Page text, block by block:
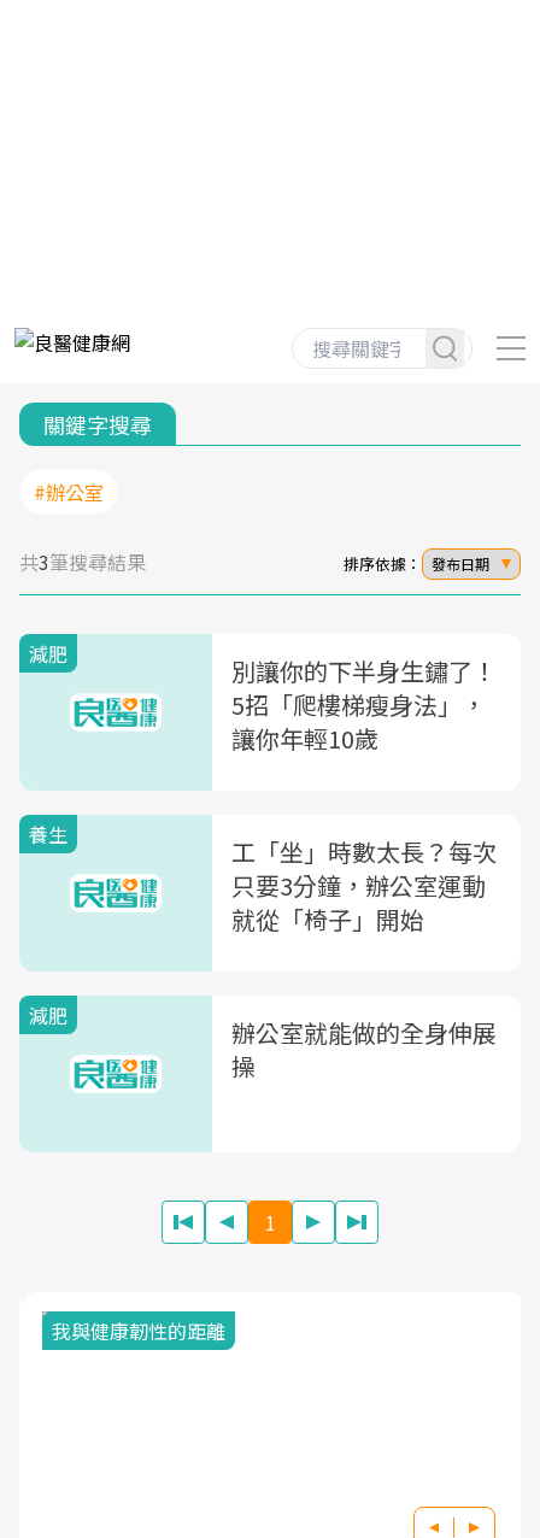
關鍵字搜尋
#辦公室
共3筆搜尋結果 排序依據： 發布日期
減肥
別讓你的下半身生鏽了！
5招「爬樓梯瘦身法」，
讓你年輕10歲
養生
工「坐」時數太長？每次
只要3分鐘，辦公室運動
就從「椅子」開始
減肥
辦公室就能做的全身伸展
操
1
我與健康韌性的距離